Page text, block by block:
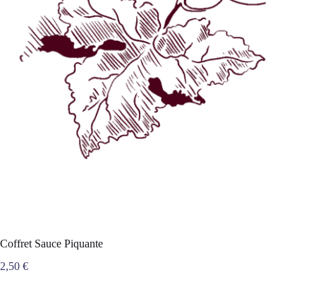
Coffret Sauce Piquante
2,50 €